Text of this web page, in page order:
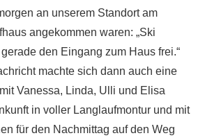
an unserem Standort am
angekommen waren: „Ski
den Eingang zum Haus frei.“
machte sich dann auch eine
Vanessa, Linda, Ulli und Elisa
in voller Langlaufmontur und mit
für den Nachmittag auf den Weg